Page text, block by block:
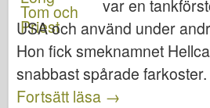
var en
USA och använd under
Hon fick smeknamnet
snabbast spårade farkoster.
Fortsätt läsa →